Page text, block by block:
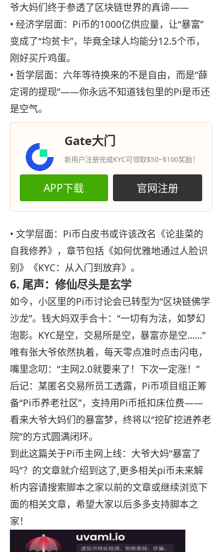
爷大妈们终于参透了区块链世界的真谛——
• 经济学层面：Pi币的1000亿供应量，让“暴富”
变成了“均贫卡”，毕竟全球人均能分12.5个币，
刚好买斤鸡蛋。
• 哲学层面：六年等待换来的不是自由，而是“薛
定谔的提现”——你永远不知道钱包里的Pi是币还
是空气。
Gate大门
新用户注册完成KYC可领取$50~$100奖励！
APP下载 官网注册
• 文学层面：Pi币白皮书或许该改名《论韭菜的
自我修养》，章节包括《如何优雅地通过人脸识
别》《KYC：从入门到放弃》。
6. 尾声：修仙尽头是玄学
如今，小区里的Pi币讨论会已转型为“区块链佛学
沙龙”。钱大妈双手合十：“一切有为法，如梦幻
泡影。KYC是空，交易所是空，暴富亦是空……”
唯有张大爷依然执着，每天零点准时点击闪电，
嘴里念叨：“主网2.0就要来了！下次一定涨！”
后记：某匿名交易所员工透露，Pi币项目组正筹
备“Pi币养老社区”，支持用Pi币抵扣床位费——
看来大爷大妈们的暴富梦，终将以“挖矿挖进养老
院”的方式圆满闭环。
到此这篇关于Pi币主网上线：大爷大妈“暴富了
吗”？的文章就介绍到这了,更多相关pi币未来解
析内容请搜索脚本之家以前的文章或继续浏览下
面的相关文章，希望大家以后多多支持脚本之
家！